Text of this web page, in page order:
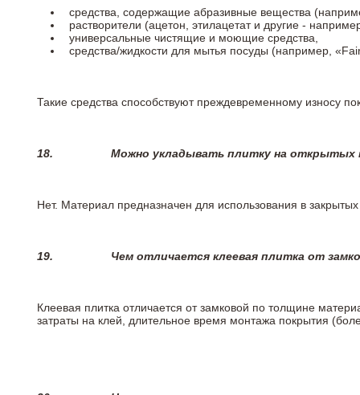
средства, содержащие абразивные вещества
растворители (ацетон, этилацетат и другие -
универсальные чистящие и моющие средства,
средства/жидкости для мытья посуды (например,
Такие средства способствуют преждевременному износу
18. Можно укладывать плитку на открытых
Нет. Материал предназначен для использования в
19. Чем отличается клеевая плитка от
Клеевая плитка отличается от замковой по толщине
затраты на клей, длительное время монтажа покрытия